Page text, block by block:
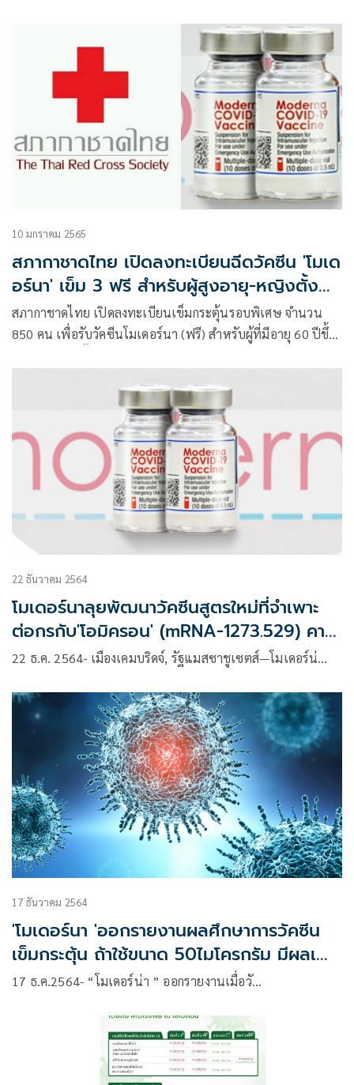
10 มกราคม 2565
สภากาชาดไทย เปิดลงทะเบียนฉีดวัคซีน 'โมเด
อร์นา' เข็ม 3 ฟรี สำหรับผู้สูงอายุ-หญิงตั้ง
ครรภ์
สภากาชาดไทย เปิดลงทะเบียนเข็มกระตุ้นรอบพิเศษ จำนวน
850 คน เพื่อรับวัคซีนโมเดอร์นา (ฟรี) สำหรับผู้ที่มีอายุ 60 ปีขึ้น
22 ธันวาคม 2564
โมเดอร์นาลุยพัฒนาวัคซีนสูตรใหม่ที่จำเพาะ
ต่อกรกับ'โอมิครอน' (mRNA-1273.529) คาด
จะทดลองทางคลินิกได้ในช่วงต้นปี 2565
22 ธ.ค. 2564- เมืองเคมบริดจ์, รัฐแมสซาชูเซตส์—โมเดอร์น่…
17 ธันวาคม 2564
'โมเดอร์นา 'ออกรายงานผลศึกษาการวัคซีน
เข็มกระตุ้น ถ้าใช้ขนาด 50ไมโครกรัม มีผลเพิ่ม
ภูมิคุ้มกันต่อ'โอมิครอน' อย่างมีนัยสำคัญ
17 ธ.ค.2564- “โมเดอร์น่า ” ออกรายงานเมื่อวั…